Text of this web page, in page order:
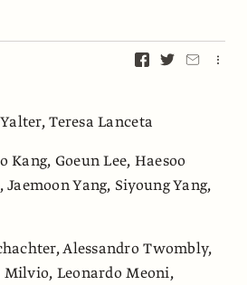
Teresa Lanceta
Kang, Goeun Lee, Haesoo
Yang, Siyoung Yang,
Alessandro Twombly,
Leonardo Meoni,